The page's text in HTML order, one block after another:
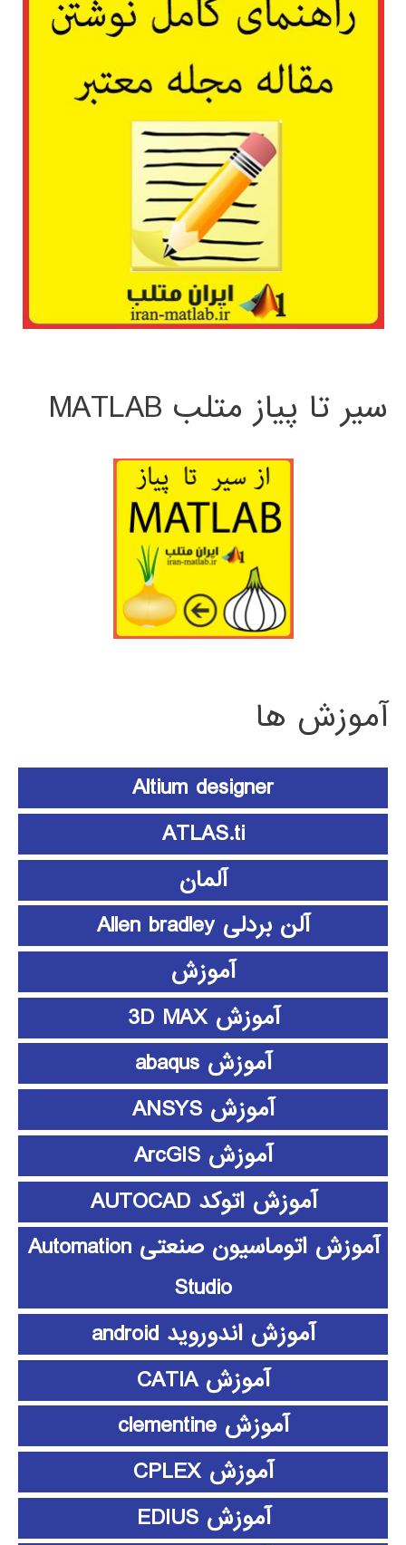
سیر تا پیاز متلب MATLAB
آموزش ها
Altium designer
ATLAS.ti
آلمان
آلن بردلی Allen bradley
آموزش
آموزش 3D MAX
آموزش abaqus
آموزش ANSYS
آموزش ArcGIS
آموزش اتوکد AUTOCAD
آموزش اتوماسیون صنعتی Automation
Studio
آموزش اندوروید android
آموزش CATIA
آموزش clementine
آموزش CPLEX
آموزش EDIUS